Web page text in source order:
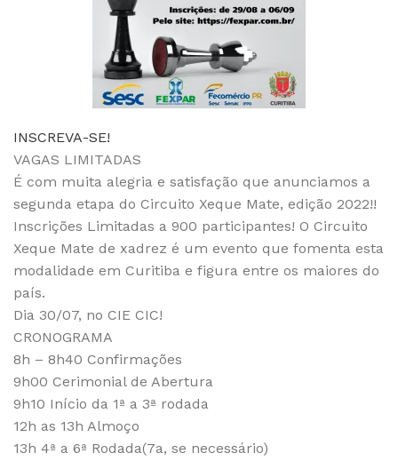
INSCREVA-SE!
VAGAS LIMITADAS
É com muita alegria e satisfação que anunciamos a
segunda etapa do Circuito Xeque Mate, edição 2022!!
Inscrições Limitadas a 900 participantes! O Circuito
Xeque Mate de xadrez é um evento que fomenta esta
modalidade em Curitiba e figura entre os maiores do
país.
Dia 30/07, no CIE CIC!
CRONOGRAMA
8h – 8h40 Confirmações
9h00 Cerimonial de Abertura
9h10 Início da 1ª a 3ª rodada
12h as 13h Almoço
13h 4ª a 6ª Rodada(7a, se necessário)